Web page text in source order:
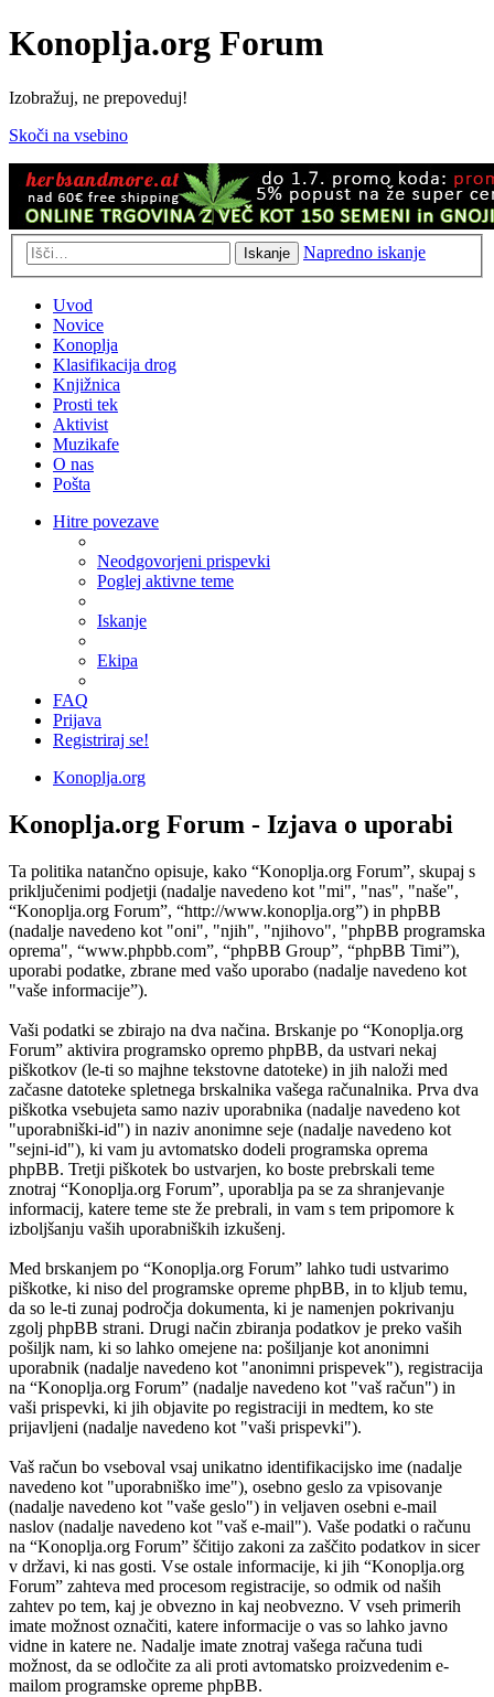
Konoplja.org Forum
Izobražuj, ne prepoveduj!
Skoči na vsebino
Iskanje Napredno iskanje
Uvod
Novice
Konoplja
Klasifikacija drog
Knjižnica
Prosti tek
Aktivist
Muzikafe
O nas
Pošta
Hitre povezave
Neodgovorjeni prispevki
Poglej aktivne teme
Iskanje
Ekipa
FAQ
Prijava
Registriraj se!
Konoplja.org
Konoplja.org Forum - Izjava o uporabi
Ta politika natančno opisuje, kako “Konoplja.org Forum”, skupaj s
priključenimi podjetji (nadalje navedeno kot "mi", "nas", "naše",
“Konoplja.org Forum”, “http://www.konoplja.org”) in phpBB
(nadalje navedeno kot "oni", "njih", "njihovo", "phpBB programska
oprema", “www.phpbb.com”, “phpBB Group”, “phpBB Timi”),
uporabi podatke, zbrane med vašo uporabo (nadalje navedeno kot
"vaše informacije”).
Vaši podatki se zbirajo na dva načina. Brskanje po “Konoplja.org
Forum” aktivira programsko opremo phpBB, da ustvari nekaj
piškotkov (le-ti so majhne tekstovne datoteke) in jih naloži med
začasne datoteke spletnega brskalnika vašega računalnika. Prva dva
piškotka vsebujeta samo naziv uporabnika (nadalje navedeno kot
"uporabniški-id") in naziv anonimne seje (nadalje navedeno kot
"sejni-id"), ki vam ju avtomatsko dodeli programska oprema
phpBB. Tretji piškotek bo ustvarjen, ko boste prebrskali teme
znotraj “Konoplja.org Forum”, uporablja pa se za shranjevanje
informacij, katere teme ste že prebrali, in vam s tem pripomore k
izboljšanju vaših uporabniških izkušenj.
Med brskanjem po “Konoplja.org Forum” lahko tudi ustvarimo
piškotke, ki niso del programske opreme phpBB, in to kljub temu,
da so le-ti zunaj področja dokumenta, ki je namenjen pokrivanju
zgolj phpBB strani. Drugi način zbiranja podatkov je preko vaših
pošiljk nam, ki so lahko omejene na: pošiljanje kot anonimni
uporabnik (nadalje navedeno kot "anonimni prispevek"), registracija
na “Konoplja.org Forum” (nadalje navedeno kot "vaš račun") in
vaši prispevki, ki jih objavite po registraciji in medtem, ko ste
prijavljeni (nadalje navedeno kot "vaši prispevki").
Vaš račun bo vseboval vsaj unikatno identifikacijsko ime (nadalje
navedeno kot "uporabniško ime"), osebno geslo za vpisovanje
(nadalje navedeno kot "vaše geslo") in veljaven osebni e-mail
naslov (nadalje navedeno kot "vaš e-mail"). Vaše podatki o računu
na “Konoplja.org Forum” ščitijo zakoni za zaščito podatkov in sicer
v državi, ki nas gosti. Vse ostale informacije, ki jih “Konoplja.org
Forum” zahteva med procesom registracije, so odmik od naših
zahtev po tem, kaj je obvezno in kaj neobvezno. V vseh primerih
imate možnost označiti, katere informacije o vas so lahko javno
vidne in katere ne. Nadalje imate znotraj vašega računa tudi
možnost, da se odločite za ali proti avtomatsko proizvedenim e-
mailom programske opreme phpBB.